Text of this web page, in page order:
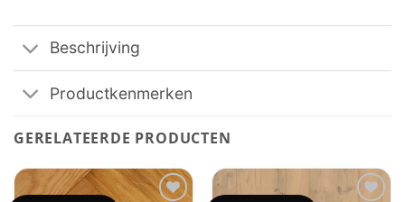
Beschrijving
Productkenmerken
GERELATEERDE PRODUCTEN